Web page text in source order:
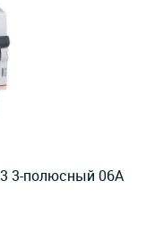
3-полюсный 06А